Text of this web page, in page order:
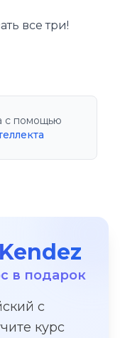
все три!
с помощью
в подарок
с
курс